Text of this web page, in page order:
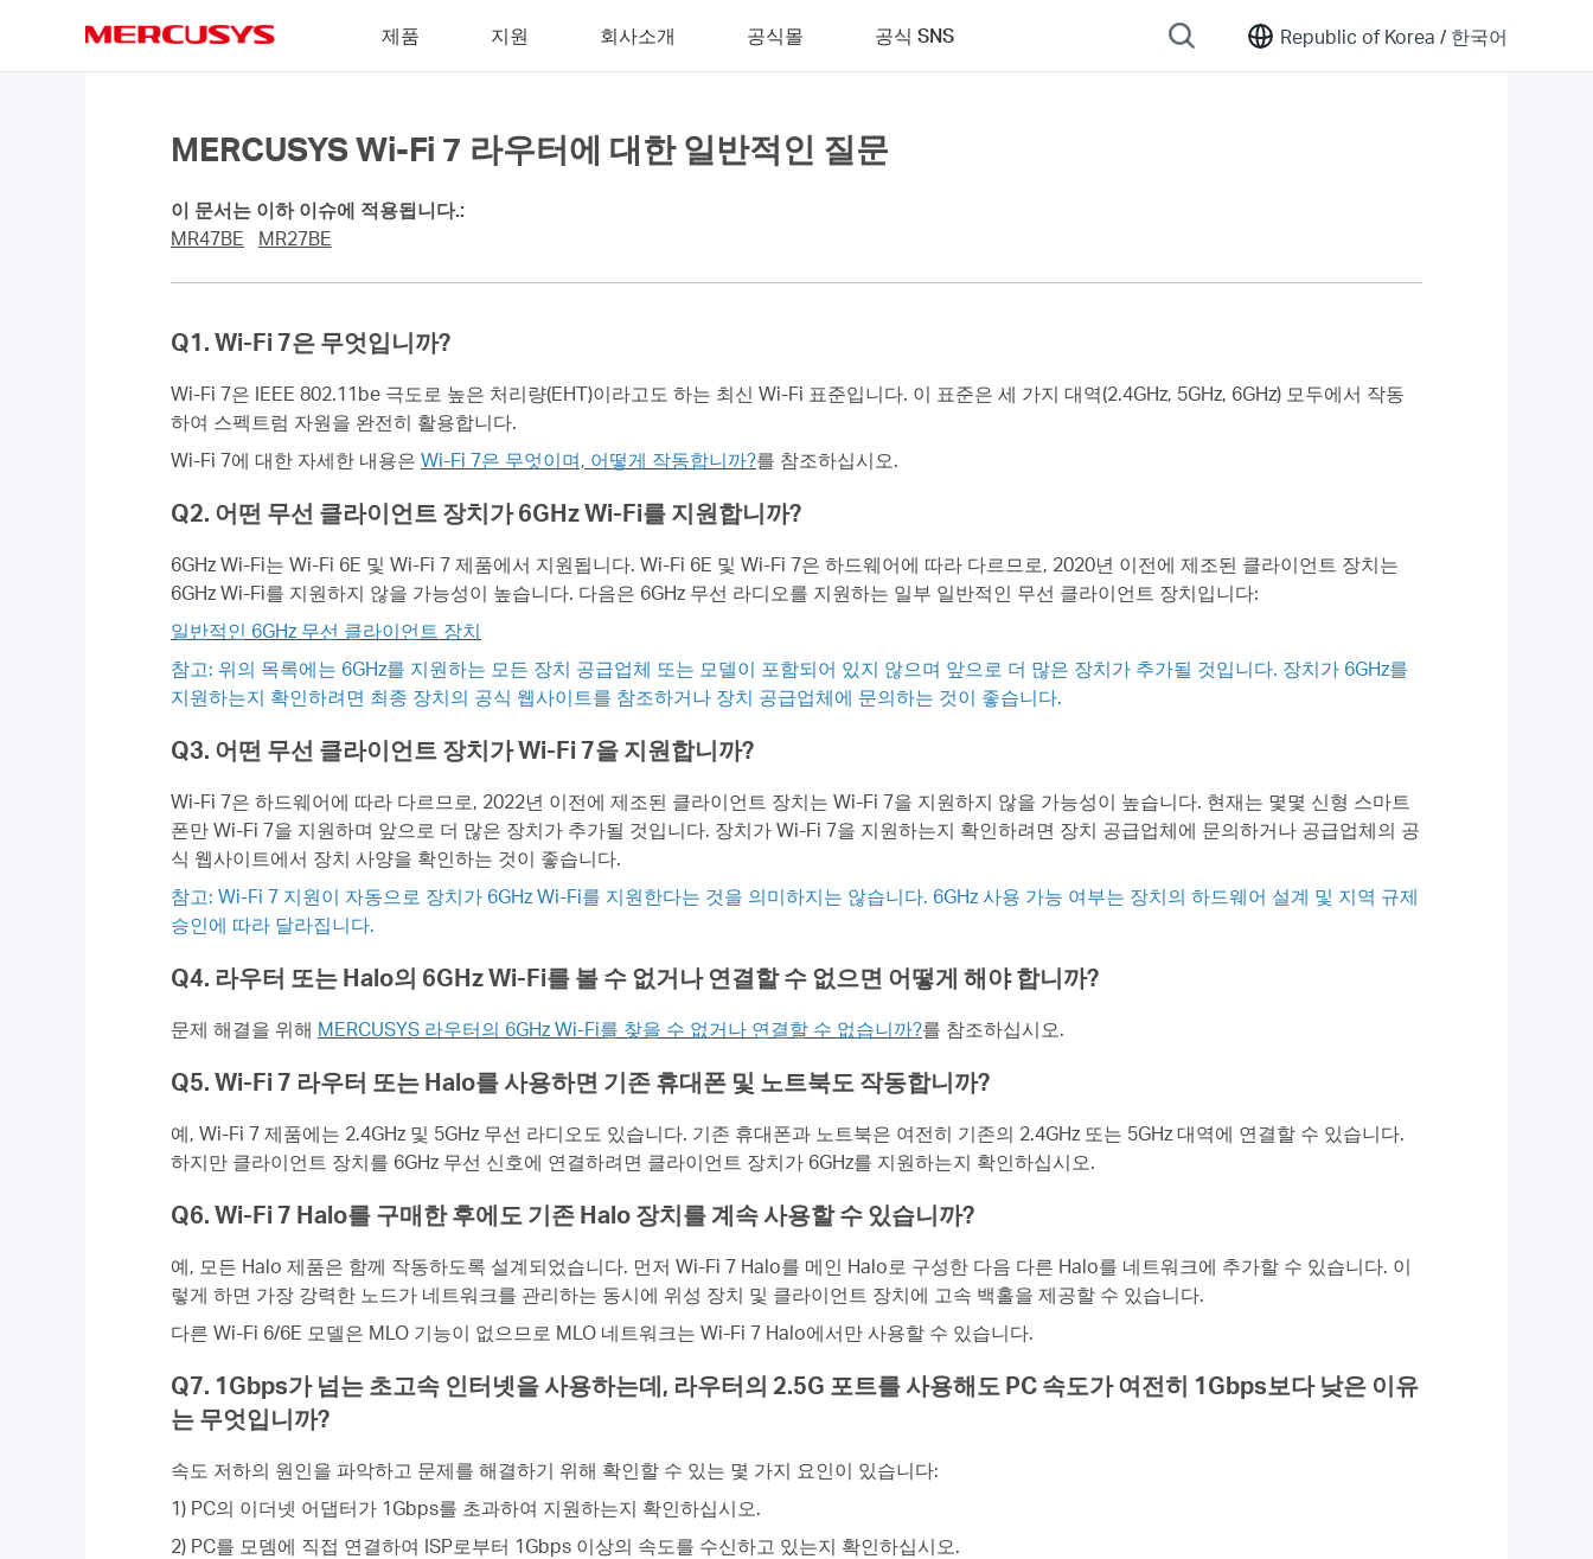
Republic of Korea / 한국어
제품 지원 회사소개 공식몰 공식 SNS
MERCUSYS Wi-Fi 7 라우터에 대한 일반적인 질문
이 문서는 이하 이슈에 적용됩니다.:
MR47BE
MR27BE
Q1. Wi-Fi 7은 무엇입니까?
Wi-Fi 7은 IEEE 802.11be 극도로 높은 처리량(EHT)이라고도 하는 최신 Wi-Fi 표준입니다. 이 표준은 세 가지 대역(2.4GHz, 5GHz, 6GHz) 모두에서 작동
하여 스펙트럼 자원을 완전히 활용합니다.
Wi-Fi 7에 대한 자세한 내용은 Wi-Fi 7은 무엇이며, 어떻게 작동합니까?를 참조하십시오.
Q2. 어떤 무선 클라이언트 장치가 6GHz Wi-Fi를 지원합니까?
6GHz Wi-Fi는 Wi-Fi 6E 및 Wi-Fi 7 제품에서 지원됩니다. Wi-Fi 6E 및 Wi-Fi 7은 하드웨어에 따라 다르므로, 2020년 이전에 제조된 클라이언트 장치는
6GHz Wi-Fi를 지원하지 않을 가능성이 높습니다. 다음은 6GHz 무선 라디오를 지원하는 일부 일반적인 무선 클라이언트 장치입니다:
일반적인 6GHz 무선 클라이언트 장치
참고: 위의 목록에는 6GHz를 지원하는 모든 장치 공급업체 또는 모델이 포함되어 있지 않으며 앞으로 더 많은 장치가 추가될 것입니다. 장치가 6GHz를
지원하는지 확인하려면 최종 장치의 공식 웹사이트를 참조하거나 장치 공급업체에 문의하는 것이 좋습니다.
Q3. 어떤 무선 클라이언트 장치가 Wi-Fi 7을 지원합니까?
Wi-Fi 7은 하드웨어에 따라 다르므로, 2022년 이전에 제조된 클라이언트 장치는 Wi-Fi 7을 지원하지 않을 가능성이 높습니다. 현재는 몇몇 신형 스마트
폰만 Wi-Fi 7을 지원하며 앞으로 더 많은 장치가 추가될 것입니다. 장치가 Wi-Fi 7을 지원하는지 확인하려면 장치 공급업체에 문의하거나 공급업체의 공
식 웹사이트에서 장치 사양을 확인하는 것이 좋습니다.
참고: Wi-Fi 7 지원이 자동으로 장치가 6GHz Wi-Fi를 지원한다는 것을 의미하지는 않습니다. 6GHz 사용 가능 여부는 장치의 하드웨어 설계 및 지역 규제
승인에 따라 달라집니다.
Q4. 라우터 또는 Halo의 6GHz Wi-Fi를 볼 수 없거나 연결할 수 없으면 어떻게 해야 합니까?
문제 해결을 위해 MERCUSYS 라우터의 6GHz Wi-Fi를 찾을 수 없거나 연결할 수 없습니까?를 참조하십시오.
Q5. Wi-Fi 7 라우터 또는 Halo를 사용하면 기존 휴대폰 및 노트북도 작동합니까?
예, Wi-Fi 7 제품에는 2.4GHz 및 5GHz 무선 라디오도 있습니다. 기존 휴대폰과 노트북은 여전히 기존의 2.4GHz 또는 5GHz 대역에 연결할 수 있습니다.
하지만 클라이언트 장치를 6GHz 무선 신호에 연결하려면 클라이언트 장치가 6GHz를 지원하는지 확인하십시오.
Q6. Wi-Fi 7 Halo를 구매한 후에도 기존 Halo 장치를 계속 사용할 수 있습니까?
예, 모든 Halo 제품은 함께 작동하도록 설계되었습니다. 먼저 Wi-Fi 7 Halo를 메인 Halo로 구성한 다음 다른 Halo를 네트워크에 추가할 수 있습니다. 이
렇게 하면 가장 강력한 노드가 네트워크를 관리하는 동시에 위성 장치 및 클라이언트 장치에 고속 백홀을 제공할 수 있습니다.
다른 Wi-Fi 6/6E 모델은 MLO 기능이 없으므로 MLO 네트워크는 Wi-Fi 7 Halo에서만 사용할 수 있습니다.
Q7. 1Gbps가 넘는 초고속 인터넷을 사용하는데, 라우터의 2.5G 포트를 사용해도 PC 속도가 여전히 1Gbps보다 낮은 이유
는 무엇입니까?
속도 저하의 원인을 파악하고 문제를 해결하기 위해 확인할 수 있는 몇 가지 요인이 있습니다:
1) PC의 이더넷 어댑터가 1Gbps를 초과하여 지원하는지 확인하십시오.
2) PC를 모뎀에 직접 연결하여 ISP로부터 1Gbps 이상의 속도를 수신하고 있는지 확인하십시오.